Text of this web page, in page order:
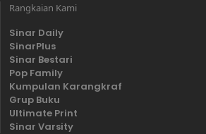
Rangkaian Kami
Sinar Daily
SinarPlus
Sinar Bestari
Pop Family
Kumpulan Karangkraf
Grup Buku
Ultimate Print
Sinar Varsity